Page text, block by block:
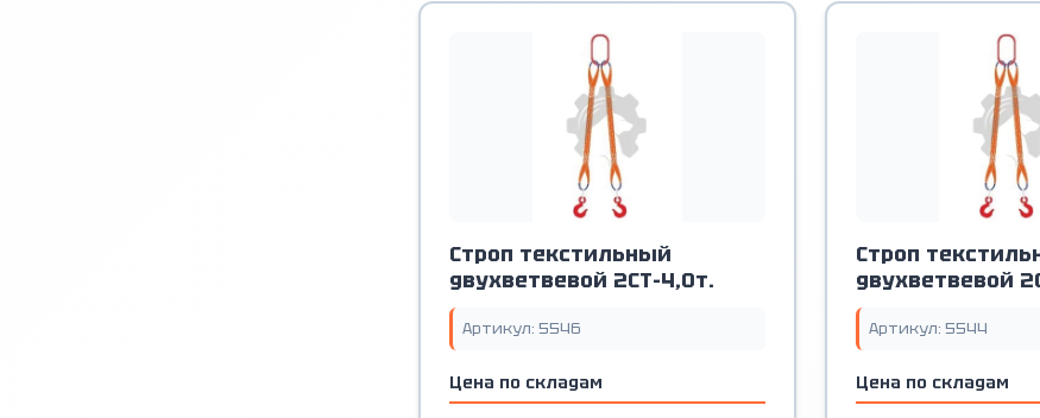
Строп текстильный
двухветвевой 2СТ-4,0т.
Артикул: 5546
Цена по складам
Строп
двухветвевой
Артикул: 5544
Цена по складам